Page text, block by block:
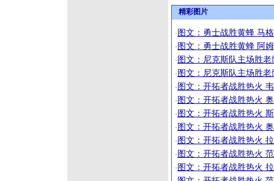
精彩图片
·图文：勇士战胜黄蜂 马
·图文：勇士战胜黄蜂 阿
·图文：尼克斯队主场胜
·图文：尼克斯队主场胜
·图文：开拓者战胜热火
·图文：开拓者战胜热火
·图文：开拓者战胜热火
·图文：开拓者战胜热火
·图文：开拓者战胜热火
·图文：开拓者战胜热火
·图文：开拓者战胜热火